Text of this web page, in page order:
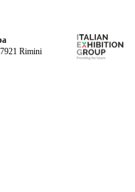
Rimini